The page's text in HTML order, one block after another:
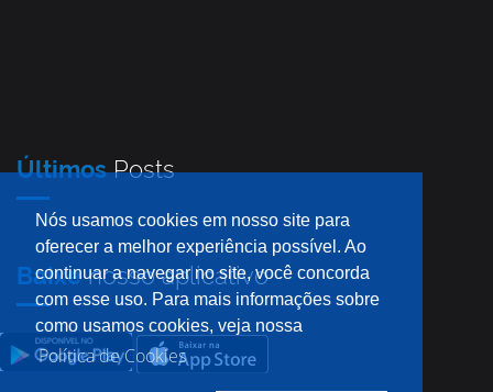
Nós usamos cookies em nosso site para
oferecer a melhor experiência possível. Ao
continuar a navegar no site, você concorda
com esse uso. Para mais informações sobre
como usamos cookies, veja nossa
Política de Cookies
ÚltimosPosts
Baixenosso aplicativo